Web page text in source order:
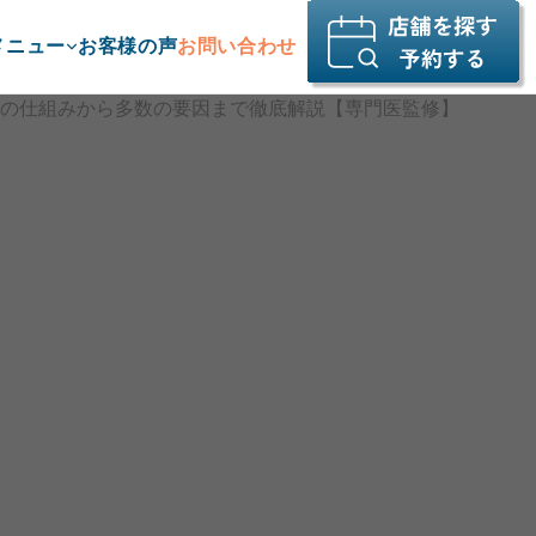
ニュー お客様の声お問い合わせ
仕組みから多数の要因まで徹底解説【専門医監修】